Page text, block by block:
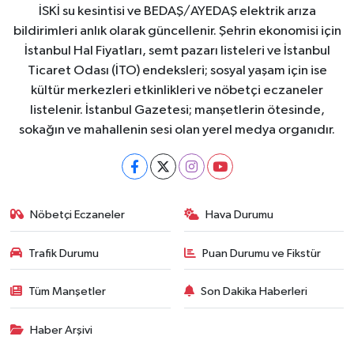
İSKİ su kesintisi ve BEDAŞ/AYEDAŞ elektrik arıza
bildirimleri anlık olarak güncellenir. Şehrin ekonomisi için
İstanbul Hal Fiyatları, semt pazarı listeleri ve İstanbul
Ticaret Odası (İTO) endeksleri; sosyal yaşam için ise
kültür merkezleri etkinlikleri ve nöbetçi eczaneler
listelenir. İstanbul Gazetesi; manşetlerin ötesinde,
sokağın ve mahallenin sesi olan yerel medya organıdır.
Nöbetçi Eczaneler Hava Durumu
Trafik Durumu Puan Durumu ve Fikstür
Tüm Manşetler Son Dakika Haberleri
Haber Arşivi